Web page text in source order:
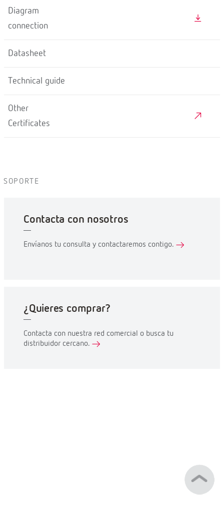
Diagram
connection
Datasheet
Technical guide
Other
Certificates
SOPORTE
Contacta con nosotros
Envíanos tu consulta y contactaremos contigo.
¿Quieres comprar?
Contacta con nuestra red comercial o busca tu
distribuidor cercano.